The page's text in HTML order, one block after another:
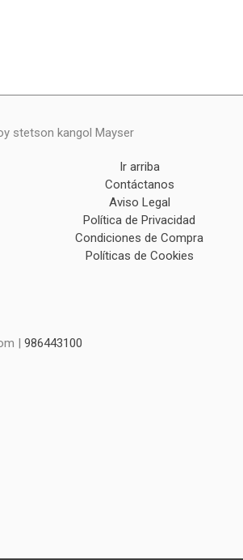
stetson kangol Mayser
Ir arriba
Contáctanos
Aviso Legal
Política de Privacidad
Condiciones de Compra
Políticas de Cookies
| 986443100